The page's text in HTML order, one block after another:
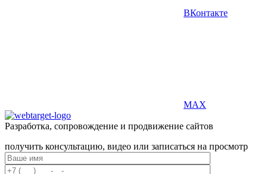
ВКонтакте
MAX
Разработка, сопровождение и продвижение сайтов
получить консультацию, видео или записаться на просмотр